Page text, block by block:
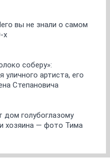
вы не знали о самом
х
соберу»:
уличного артиста, его
Степановича
дом голубоглазому
хозяина — фото Тима